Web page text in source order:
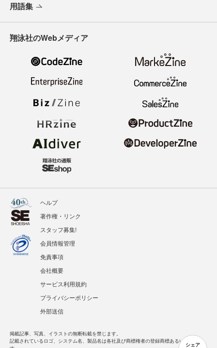
シェア
用語集
翔泳社のWebメディア
ヘルプ
著作権・リンク
スタッフ募集!
会員情報管理
免責事項
会社概要
サービス利用規約
プライバシーポリシー
外部送信
掲載記事、写真、イラストの無断転載を禁じます。
記載されているロゴ、システム名、製品名は各社及び商標権者の登録商標あるいは商標で